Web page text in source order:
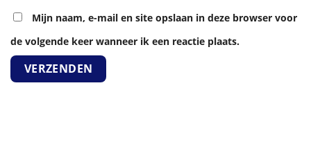
Mijn naam, e-mail en site opslaan in deze browser voor
de volgende keer wanneer ik een reactie plaats.